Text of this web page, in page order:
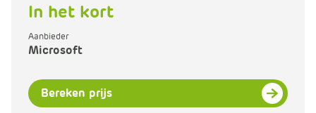
t
T
In het kort
Aanbieder
Microsoft
Bereken prijs